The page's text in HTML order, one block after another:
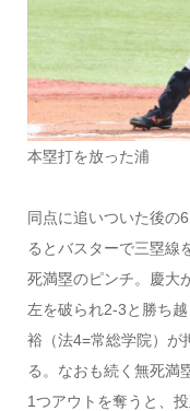
本塁打を放った浦
同点に追いついた後の
るとバスターで三塁線
死満塁のピンチ。慶大
左を破られ2-3と勝ち
裕（法4=常総学院）が
る。なおも続く無死満
1つアウトを奪うと、